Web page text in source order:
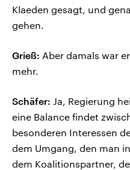
Klaeden gesagt, und
gehen.
Grieß: Aber damals war
mehr.
Schäfer: Ja, Regierung
eine Balance findet
besonderen Interessen
dem Umgang, den man
dem Koalitionspartner,